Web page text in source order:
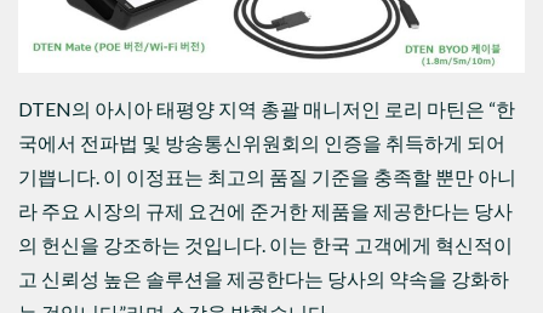
DTEN의 아시아 태평양 지역 총괄 매니저인 로리 마틴은 “한
국에서 전파법 및 방송통신위원회의 인증을 취득하게 되어
기쁩니다. 이 이정표는 최고의 품질 기준을 충족할 뿐만 아니
라 주요 시장의 규제 요건에 준거한 제품을 제공한다는 당사
의 헌신을 강조하는 것입니다. 이는 한국 고객에게 혁신적이
고 신뢰성 높은 솔루션을 제공한다는 당사의 약속을 강화하